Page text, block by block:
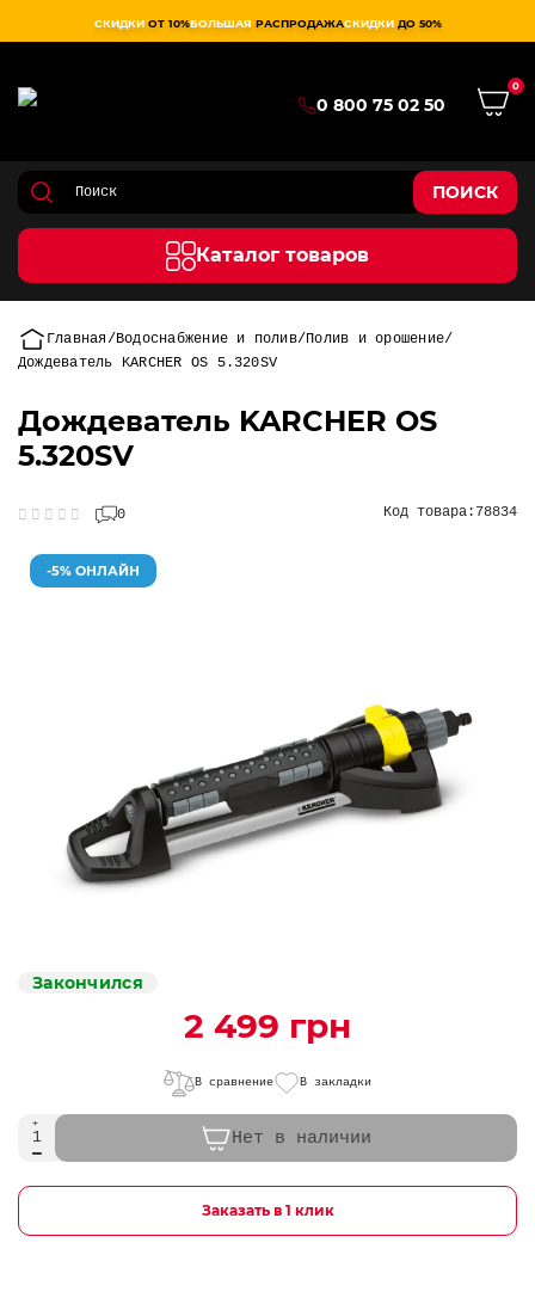
СКИДКИ ОТ 10%БОЛЬШАЯ РАСПРОДАЖАСКИДКИ ДО 50%
0 800 75 02 50
0
ПОИСК
Каталог товаров
Главная Водоснабжение и полив Полив и орошение
Дождеватель KARCHER OS 5.320SV
Дождеватель KARCHER OS
5.320SV
0 Код товара: 78834
-5% ОНЛАЙН
Закончился
2 499 грн
В сравнение В закладки
Нет в наличии
Заказать в 1 клик